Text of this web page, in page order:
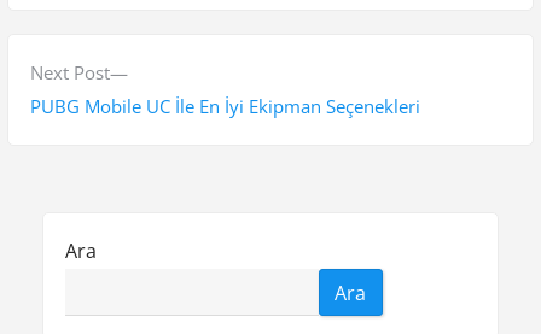
o
Next Post
N
e
PUBG Mobile UC İle En İyi Ekipman Seçenekleri
Ara
Ara